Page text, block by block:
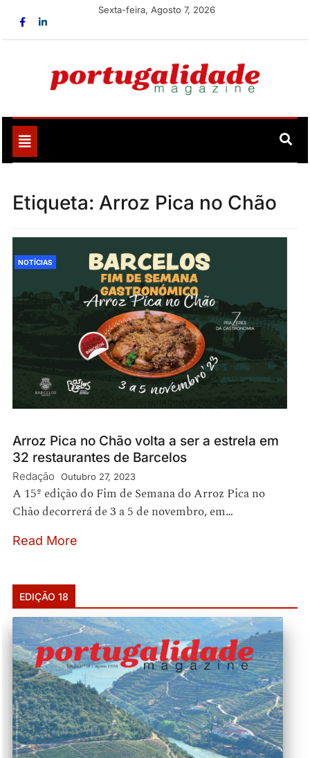
Sexta-feira, Agosto 7, 2026
Portugalidade
Toggle
navigation
Etiqueta: Arroz Pica no Chão
NOTÍCIAS
Arroz Pica no Chão volta a ser a estrela em
32 restaurantes de Barcelos
Redação Outubro 27, 2023
A 15º edição do Fim de Semana do Arroz Pica no
Chão decorrerá de 3 a 5 de novembro, em…
Read More
EDIÇÃO 18